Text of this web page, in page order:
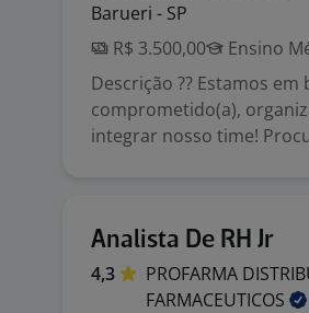
Barueri - SP
R$ 3.500,00
Ensino
Descrição ?? Estamos em
comprometido(a),
integrar nosso time!
Analista De RH Jr
4,3
PROFARMA
FARMACEUTICOS